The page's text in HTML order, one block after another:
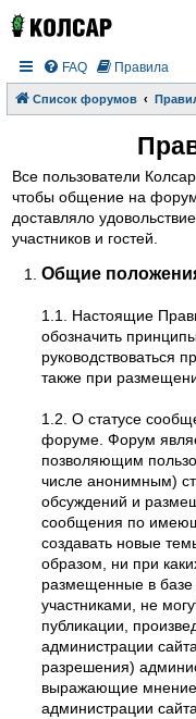
FAQ Правила
Список форумов
Все пользователи
чтобы общение на
доставляло
участников и гостей.
Общие
1.1. Настоящие
обозначить
руководствоваться
также при
1.2. О статусе
форуме. Форум
позволяющим
числе анонимным)
обсуждений и
сообщения по
создавать новые
образом, ни при
размещенные в
участниками, не
публикации,
администрации
разрешения)
выражающие
администрации